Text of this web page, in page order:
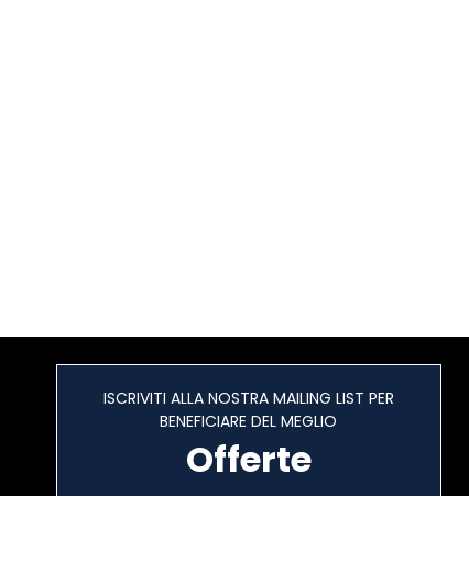
ISCRIVITI ALLA NOSTRA MAILING LIST PER
BENEFICIARE DEL MEGLIO
Offerte